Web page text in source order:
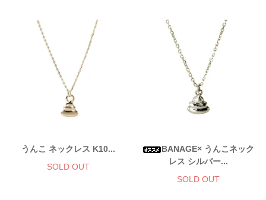
うんこ ネックレス K10...
SOLD OUT
BANAGE× うんこネック
レス シルバー...
SOLD OUT